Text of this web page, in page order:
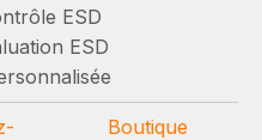
ESD
ESD
Boutique